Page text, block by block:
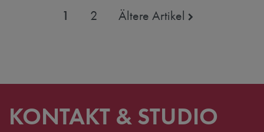
1 2 Ältere Artikel
KONTAKT & STUDIO